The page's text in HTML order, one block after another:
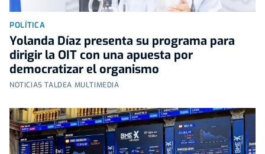
POLÍTICA
Yolanda Díaz presenta su programa para
dirigir la OIT con una apuesta por
democratizar el organismo
NOTICIAS TALDEA MULTIMEDIA